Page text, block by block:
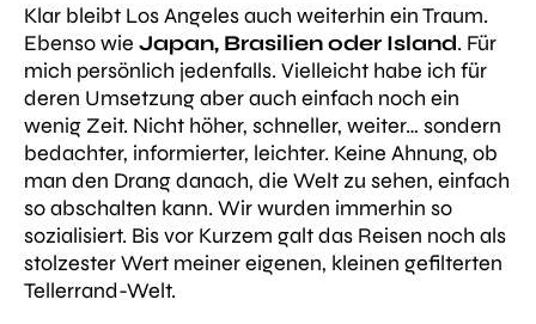
Klar bleibt Los Angeles auch weiterhin ein Traum.
Ebenso wie Japan, Brasilien oder Island. Für
mich persönlich jedenfalls. Vielleicht habe ich für
deren Umsetzung aber auch einfach noch ein
wenig Zeit. Nicht höher, schneller, weiter… sondern
bedachter, informierter, leichter. Keine Ahnung, ob
man den Drang danach, die Welt zu sehen, einfach
so abschalten kann. Wir wurden immerhin so
sozialisiert. Bis vor Kurzem galt das Reisen noch als
stolzester Wert meiner eigenen, kleinen gefilterten
Tellerrand-Welt.